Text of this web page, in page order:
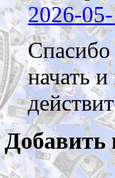
2026-
Спасибо
начать
Добавить